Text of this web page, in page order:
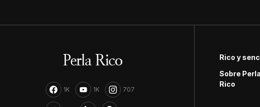
1K 1K 707
Rico y
Sobre Perla
Rico